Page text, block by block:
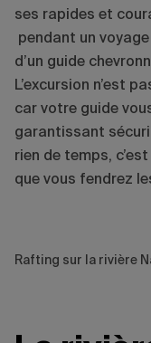
ses rapides et
pendant un
d’un guide
L’excursion n’est
car votre guide
garantissant
rien de temps,
que vous fendrez
Rafting sur la rivière